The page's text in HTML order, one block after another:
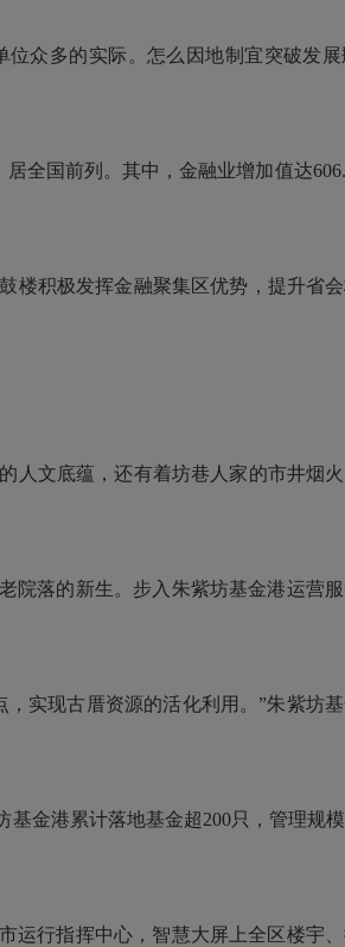
众多的实际。怎么因地制宜突破发展
国前列。其中，金融业增加值达
积极发挥金融聚集区优势，提升省
人文底蕴，还有着坊巷人家的市井烟
落的新生。步入朱紫坊基金港运营
现古厝资源的活化利用。”朱紫坊
金港累计落地基金超200只，管理规
行指挥中心，智慧大屏上全区楼宇